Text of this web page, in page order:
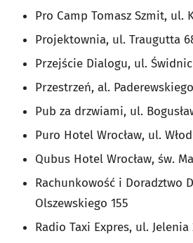
Pro Camp Tomasz Szmit, ul.
Projektownia, ul. Traugutta
Przejście Dialogu, ul.
Przestrzeń, al.
Pub za drzwiami, ul.
Puro Hotel Wrocław, ul.
Qubus Hotel Wrocław, św.
Rachunkowość i Doradztwo
Olszewskiego 155
Radio Taxi Expres, ul. Jelenia